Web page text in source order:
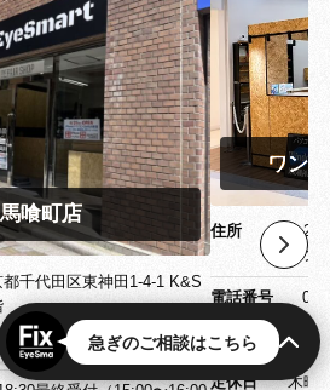
喰町店
千代田区東神田1-4-1 K&S
ワン
住所
〒
ワン
電話番号
営業時間 11:00
定休日 木曜
急ぎのご相談はこちら